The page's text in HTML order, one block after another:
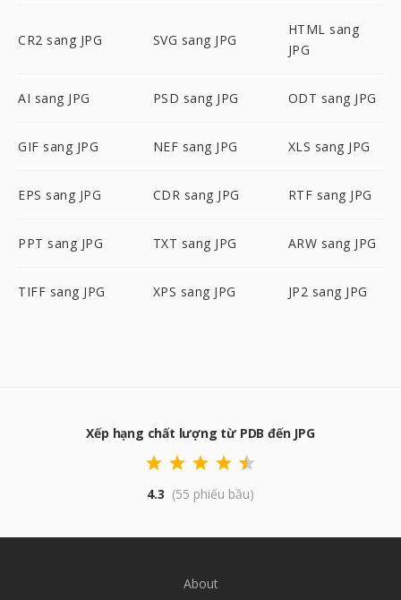
CR2 sang JPG SVG sang JPG
HTML sang
JPG
AI sang JPG PSD sang JPG ODT sang JPG
GIF sang JPG NEF sang JPG XLS sang JPG
EPS sang JPG CDR sang JPG RTF sang JPG
PPT sang JPG TXT sang JPG ARW sang JPG
TIFF sang JPG XPS sang JPG JP2 sang JPG
Xếp hạng chất lượng từ PDB đến JPG
4.3 (55 phiếu bầu)
About